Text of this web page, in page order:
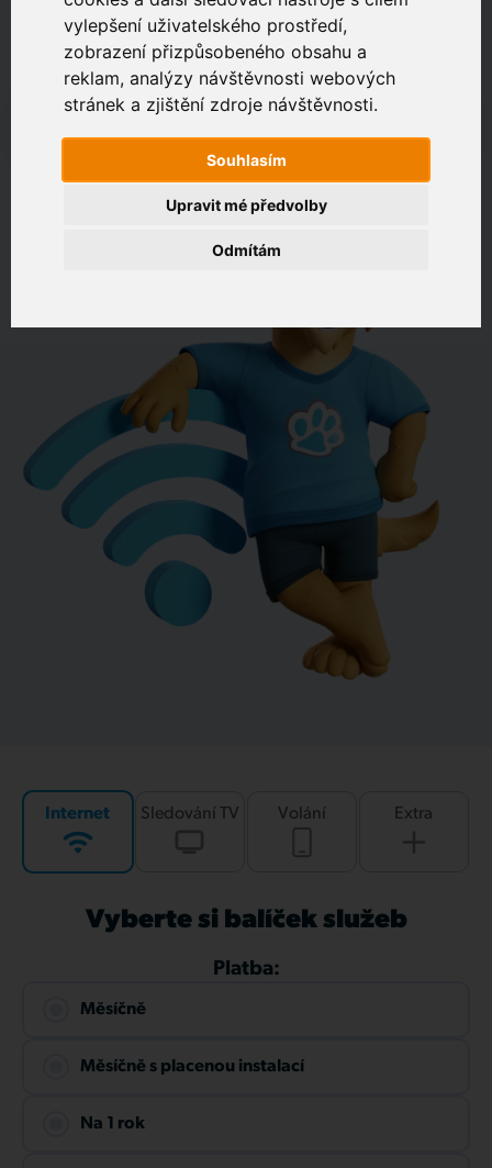
vylepšení uživatelského prostředí,
zobrazení přizpůsobeného obsahu a
reklam, analýzy návštěvnosti webových
stránek a zjištění zdroje návštěvnosti.
Souhlasím
Odmítám
Upravit mé předvolby
Zákaznický portál
Jak rychlé je připojení na vaší adrese?
Internet Sledování TV Volání Extra
Vyberte si balíček služeb
Platba:
Měsíčně
Měsíčně s placenou instalací
Na 1 rok